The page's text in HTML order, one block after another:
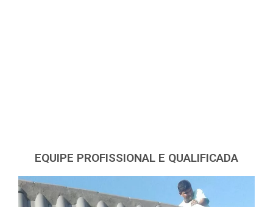
EQUIPE PROFISSIONAL E QUALIFICADA